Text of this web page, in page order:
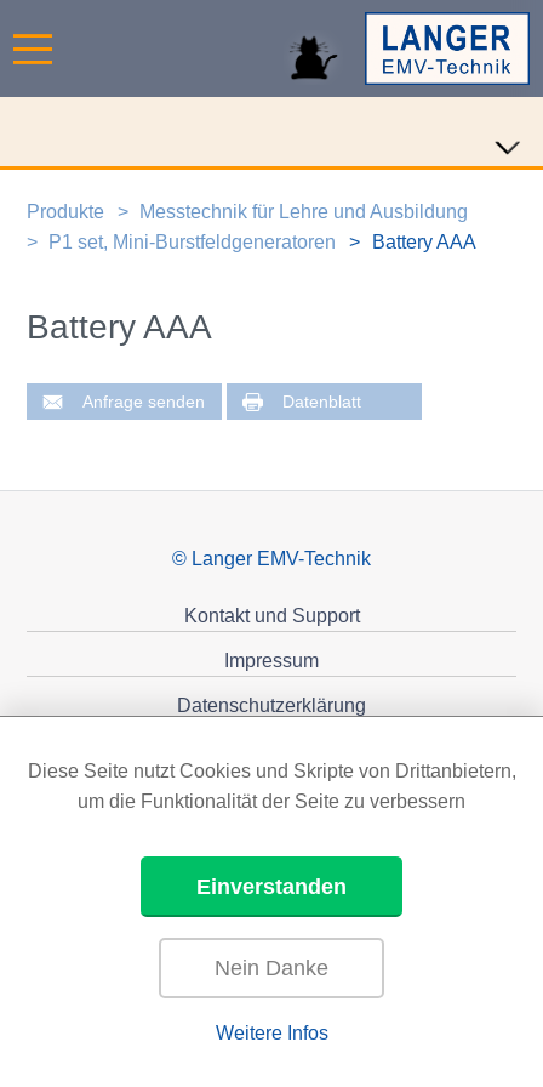
Produkte
Messtechnik für Lehre und Ausbildung
P1 set, Mini-Burstfeldgeneratoren
Battery AAA
Battery AAA
Anfrage senden Datenblatt
© Langer EMV-Technik
Kontakt und Support
Impressum
Datenschutzerklärung
Diese Seite nutzt Cookies und Skripte von Drittanbietern,
um die Funktionalität der Seite zu verbessern
Einverstanden
Nein Danke
Weitere Infos